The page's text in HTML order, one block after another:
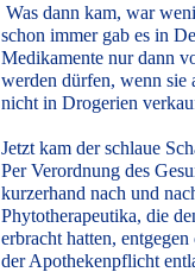
Was dann kam, war
schon immer gab es in
Medikamente nur dann
werden dürfen, wenn sie
nicht in Drogerien
Jetzt kam der schlaue
Per Verordnung des
kurzerhand nach und
Phytotherapeutika, die
erbracht hatten,
der Apothekenpflicht